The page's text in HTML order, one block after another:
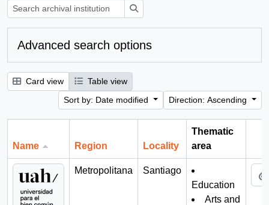
Advanced search options
Card view
Table view
Sort by: Date modified
Direction: Ascending
Name Region Locality
Thematic
area
Metropolitana
Santiago
Education
Arts and